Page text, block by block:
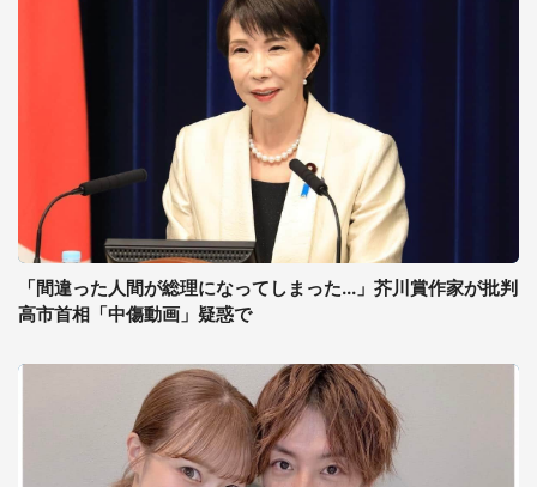
「間違った人間が総理になってしまった...」芥川賞作家が批判
高市首相「中傷動画」疑惑で